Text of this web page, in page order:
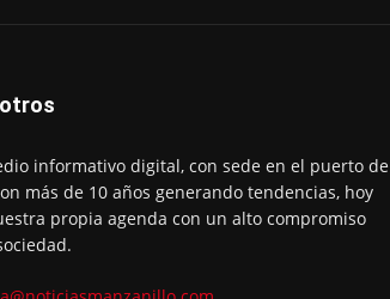
informativo digital, con sede en el puerto de
más de 10 años generando tendencias, hoy
propia agenda con un alto compromiso